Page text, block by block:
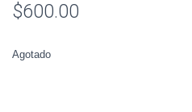
$600.00
Agotado